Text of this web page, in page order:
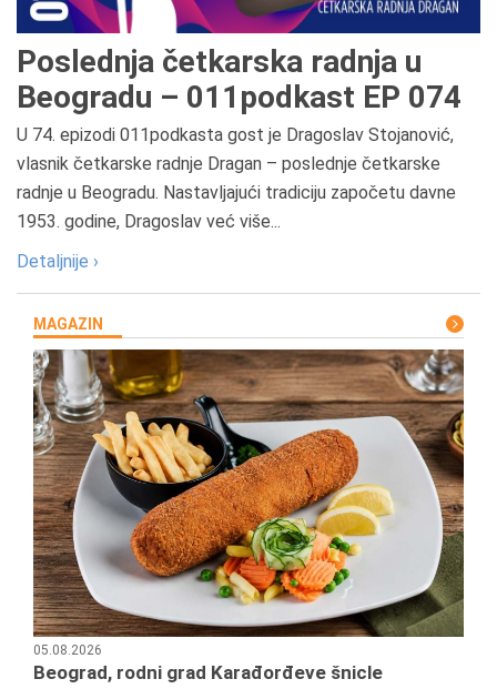
Poslednja četkarska radnja u
Beogradu – 011podkast EP 074
U 74. epizodi 011podkasta gost je Dragoslav Stojanović,
vlasnik četkarske radnje Dragan – poslednje četkarske
radnje u Beogradu. Nastavljajući tradiciju započetu davne
1953. godine, Dragoslav već više...
Detaljnije ›
MAGAZIN
05.08.2026
Beograd, rodni grad Karađorđeve šnicle